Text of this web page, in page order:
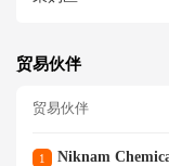
贸易伙伴
贸易伙伴
1 Niknam